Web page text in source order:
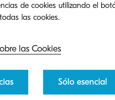
encuentras lo
de soporte es tan
podemos
de cookies utilizando el
"Acepto" para continuar con todas las cookies.
las Cookies
Sólo esencial